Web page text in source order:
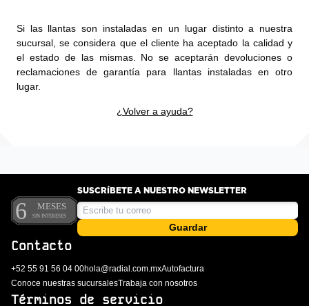
Si las llantas son instaladas en un lugar distinto a nuestra
sucursal, se considera que el cliente ha aceptado la calidad y
el estado de las mismas. No se aceptarán devoluciones o
reclamaciones de garantía para llantas instaladas en otro
lugar.
¿Volver a ayuda?
SUSCRÍBETE A NUESTRO NEWSLETTER
Guardar
Contacto
+52 55 91 56 04 00hola@radial.com.mxAutofactura
Conoce nuestras sucursalesTrabaja con nosotros
Términos de servicio